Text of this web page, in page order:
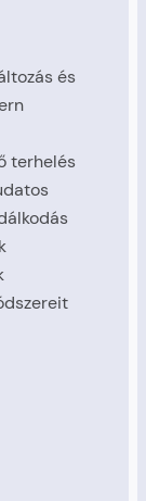
és
terhelés